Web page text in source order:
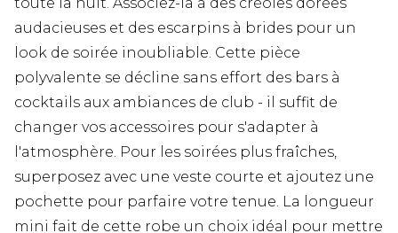
audacieuses et des escarpins à brides pour un
look de soirée inoubliable. Cette pièce
polyvalente se décline sans effort des bars à
cocktails aux ambiances de club - il suffit de
changer vos accessoires pour s'adapter à
l'atmosphère. Pour les soirées plus fraîches,
superposez avec une veste courte et ajoutez une
pochette pour parfaire votre tenue. La longueur
mini fait de cette robe un choix idéal pour mettre